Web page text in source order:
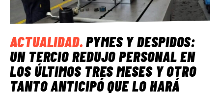
ACTUALIDAD.PYMES Y DESPIDOS:
UN TERCIO REDUJO PERSONAL EN
LOS ÚLTIMOS TRES MESES Y OTRO
TANTO ANTICIPÓ QUE LO HARÁ